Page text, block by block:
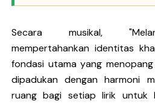
Secara musikal,
mempertahankan identitas
fondasi utama yang menopang
dipadukan dengan harmoni
ruang bagi setiap lirik untuk